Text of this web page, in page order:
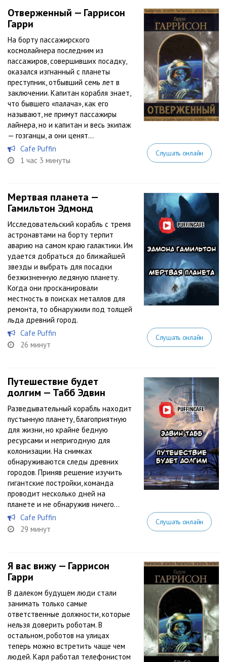
Отверженный — Гаррисон
Гарри
На борту пассажирского
космолайнера последним из
пассажиров, совершивших посадку,
оказался изгнанный с планеты
преступник, отбывший семь лет в
заключении. Капитан корабля знает,
что бывшего «палача», как его
называют, не примут пассажиры
лайнера, но и капитан и весь экипаж
— гозганцы, а они ценят...
Cafe Puffin
1 час 3 минуты
Слушать онлайн
Мертвая планета —
Гамильтон Эдмонд
Исследовательский корабль с тремя
астронавтами на борту терпит
аварию на самом краю галактики. Им
удается добраться до ближайшей
звезды и выбрать для посадки
безжизненную ледяную планету.
Когда они просканировали
местность в поисках металлов для
ремонта, то обнаружили под толщей
льда древний город.
Cafe Puffin
26 минут
Слушать онлайн
Путешествие будет
долгим — Табб Эдвин
Разведывательный корабль находит
пустынную планету, благоприятную
для жизни, но крайне бедную
ресурсами и непригодную для
колонизации. На снимках
обнаруживаются следы древних
городов. Приняв решение изучить
гигантские постройки, команда
проводит несколько дней на
планете и не обнаружив ничего...
Cafe Puffin
29 минут
Слушать онлайн
Я вас вижу — Гаррисон
Гарри
В далеком будущем люди стали
занимать только самые
ответственные должности, которые
нельзя доверить роботам. В
остальном, роботов на улицах
теперь можно встретить чаще чем
людей. Карл работал телефонистом